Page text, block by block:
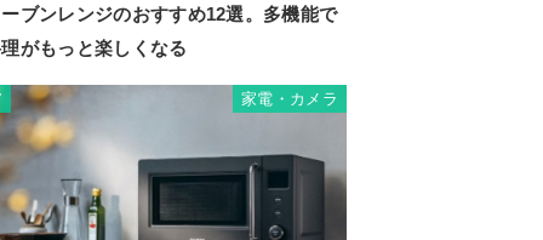
ブンレンジのおすすめ12選。多機能で
がもっと楽しくなる
家電・カメラ